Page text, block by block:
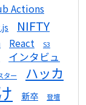
Actions
NIFTY
React S3
インタビュ
ター
ハッカ
新卒 登壇